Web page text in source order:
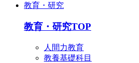
教育・研究
教育・研究TOP
人間力教育
教養基礎科目